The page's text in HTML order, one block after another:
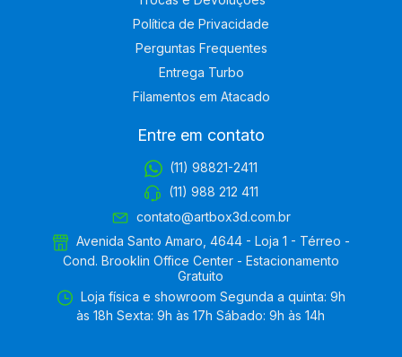
Política de Privacidade
Perguntas Frequentes
Entrega Turbo
Filamentos em Atacado
Entre em contato
(11) 98821-2411
(11) 988 212 411
contato@artbox3d.com.br
Avenida Santo Amaro, 4644 - Loja 1 - Térreo -
Cond. Brooklin Office Center - Estacionamento
Gratuito
Loja física e showroom Segunda a quinta: 9h
às 18h Sexta: 9h às 17h Sábado: 9h às 14h